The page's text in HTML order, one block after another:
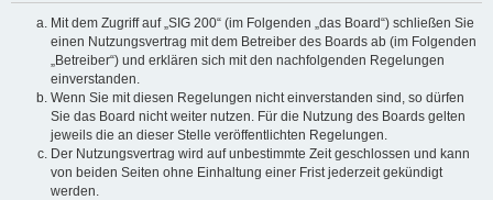
Mit dem Zugriff auf „SIG 200“ (im Folgenden „das Board“) schließen Sie
einen Nutzungsvertrag mit dem Betreiber des Boards ab (im Folgenden
„Betreiber“) und erklären sich mit den nachfolgenden Regelungen
einverstanden.
Wenn Sie mit diesen Regelungen nicht einverstanden sind, so dürfen
Sie das Board nicht weiter nutzen. Für die Nutzung des Boards gelten
jeweils die an dieser Stelle veröffentlichten Regelungen.
Der Nutzungsvertrag wird auf unbestimmte Zeit geschlossen und kann
von beiden Seiten ohne Einhaltung einer Frist jederzeit gekündigt
werden.